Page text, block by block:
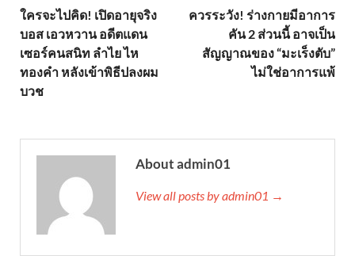
ใครจะไปคิด! เปิดอายุจริง
บอส เอวหวาน อดีตแดน
เซอร์คนสนิท ลำไย ไห
ทองคำ หลังเข้าพิธีปลงผม
บวช
ควรระวัง! ร่างกายมีอาการ
คัน 2 ส่วนนี้ อาจเป็น
สัญญาณของ “มะเร็งตับ”
ไม่ใช่อาการแพ้
About admin01
View all posts by admin01 →